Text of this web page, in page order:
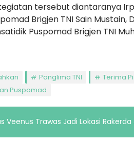
tersebut diantaranya
Brigjen TNI Sain Mustain,
Puspomad Brigjen TNI
Panglima TNI
Terima
Puspomad
Veenus Trawas Jadi Lokasi